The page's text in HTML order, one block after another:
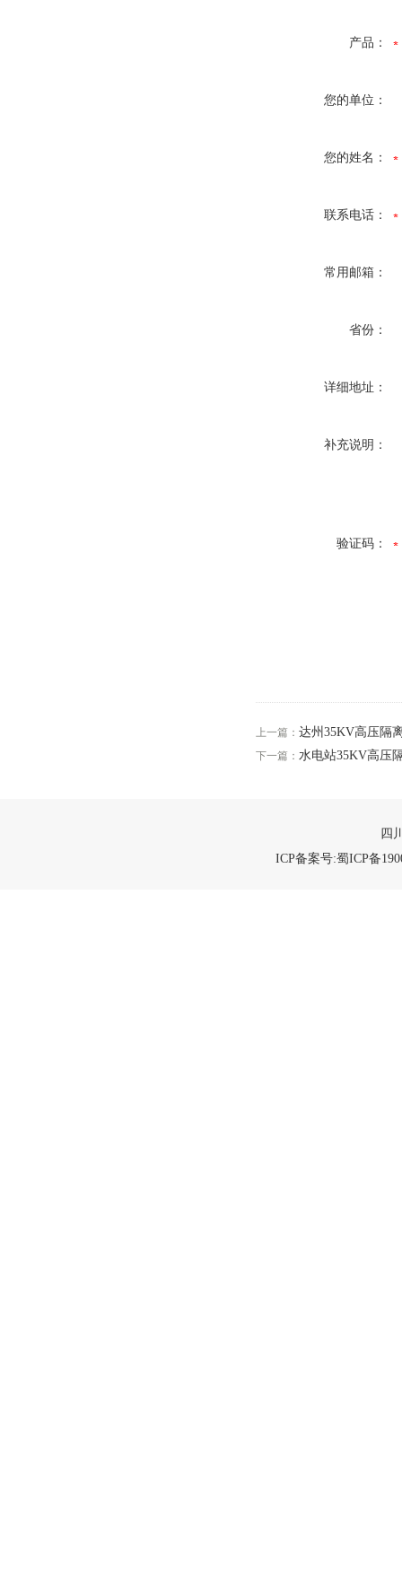
产品：
您的单位：
您的姓名：
联系电话：
常用邮箱：
省份：
详细地址：
补充说明：
验证码：
上一篇： 达州35KV高压隔
下一篇： 水电站35KV高压
四
ICP备案号:蜀ICP备